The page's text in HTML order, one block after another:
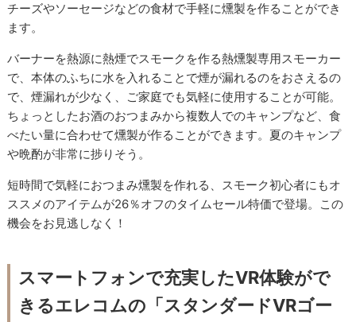
チーズやソーセージなどの食材で手軽に燻製を作ることができ
ます。
バーナーを熱源に熱煙でスモークを作る熱燻製専用スモーカー
で、本体のふちに水を入れることで煙が漏れるのをおさえるの
で、煙漏れが少なく、ご家庭でも気軽に使用することが可能。
ちょっとしたお酒のおつまみから複数人でのキャンプなど、食
べたい量に合わせて燻製が作ることができます。夏のキャンプ
や晩酌が非常に捗りそう。
短時間で気軽におつまみ燻製を作れる、スモーク初心者にもオ
ススメのアイテムが26％オフのタイムセール特価で登場。この
機会をお見逃しなく！
スマートフォンで充実したVR体験がで
きるエレコムの「スタンダードVRゴー